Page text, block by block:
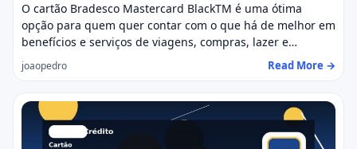
O cartão Bradesco Mastercard BlackTM é uma ótima
opção para quem quer contar com o que há de melhor em
benefícios e serviços de viagens, compras, lazer e…
joaopedro Read More →